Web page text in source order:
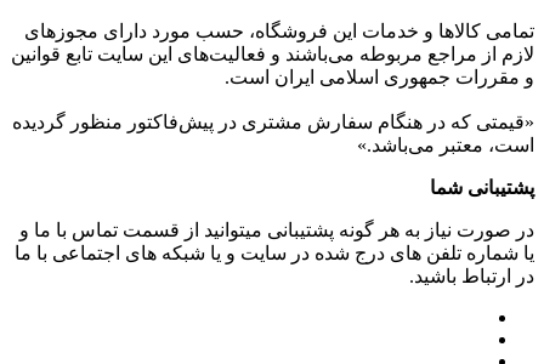
تمامی كالاها و خدمات اين فروشگاه، حسب مورد دارای مجوزهای
لازم از مراجع مربوطه می‌باشند و فعاليت‌های اين سايت تابع قوانين
و مقررات جمهوری اسلامی ايران است.
«قیمتی که در هنگام سفارش مشتری در پیش‌­فاکتور منظور گرديده
است، معتبر می‌باشد.»
پشتیبانی شما
در صورت نیاز به هر گونه پشتیبانی میتوانید از قسمت تماس با ما و
یا شماره تلفن های درج شده در سایت و یا شبکه های اجتماعی با ما
در ارتباط باشید.